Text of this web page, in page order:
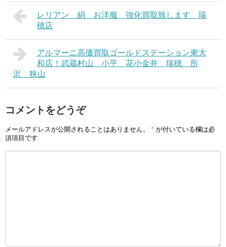
レリアン 絹 お洋服 強化買取致します 瑞
穂店
アルマーニ高価買取ゴールドステーション東大
和店！武蔵村山 小平 花小金井 瑞穂 所
沢 狭山
コメントをどうぞ
メールアドレスが公開されることはありません。 * が付いている欄は必
須項目です